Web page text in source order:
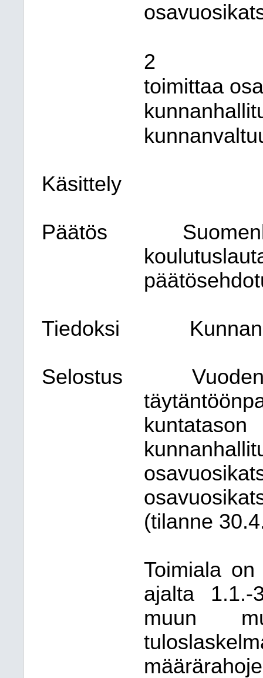
2
toimittaa
Käsittely
Päätös
Tiedoksi
Selostus
(tilanne
Toimiala on
ajalta 1.1.-
muun